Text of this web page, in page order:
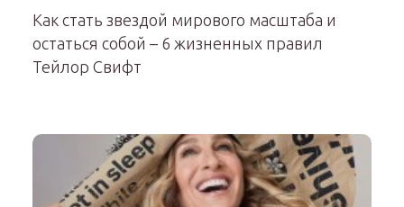
Как стать звездой мирового масштаба и
остаться собой – 6 жизненных правил
Тейлор Свифт